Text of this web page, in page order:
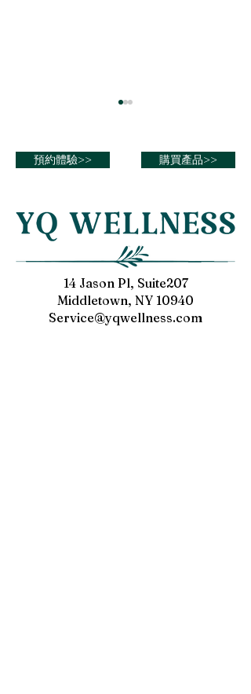
穿越腦血障礙：治療帕金
森綜合症
預約體驗>> 購買產品>>
14 Jason Pl, Suite207
Middletown, NY 10940
Service@yqwellness.com